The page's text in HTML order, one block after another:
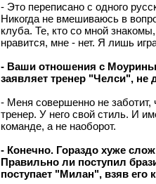
- Это переписано с одного
Никогда не вмешиваюсь в
клуба. Те, кто со мной
нравится, мне - нет. Я лишь
- Ваши отношения с
заявляет тренер "Челси", не
- Меня совершенно не заботит,
тренер. У него свой стиль. И
команде, а не наоборот.
- Конечно. Гораздо хуже
Правильно ли поступил
поступает "Милан", взяв его